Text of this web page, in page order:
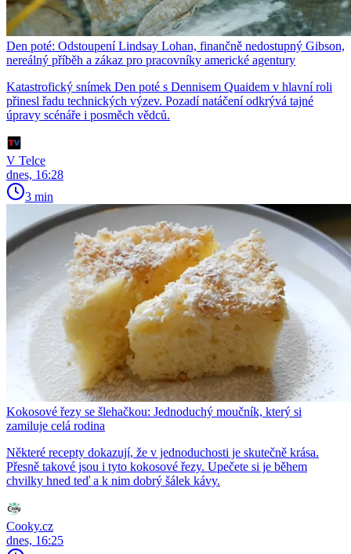
Den poté: Odstoupení Lindsay Lohan, finančně nedostupný Gibson,
nereálný příběh a zákaz pro pracovníky americké agentury
Katastrofický snímek Den poté s Dennisem Quaidem v hlavní roli
přinesl řadu technických výzev. Pozadí natáčení odkrývá tajné
úpravy scénáře i posměch vědců.
V Telce
dnes, 16:28
3 min
Kokosové řezy se šlehačkou: Jednoduchý moučník, který si
zamiluje celá rodina
Některé recepty dokazují, že v jednoduchosti je skutečně krása.
Přesně takové jsou i tyto kokosové řezy. Upečete si je během
chvilky hned teď a k nim dobrý šálek kávy.
Cooky.cz
dnes, 16:25